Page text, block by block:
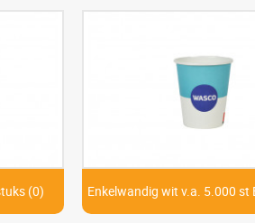
(0) Enkelwandig wit v.a. 5.000 st